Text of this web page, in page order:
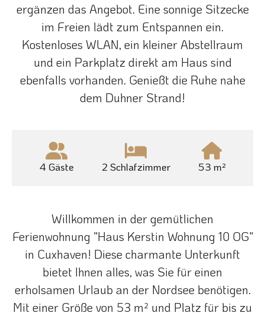
ergänzen das Angebot. Eine sonnige Sitzecke
im Freien lädt zum Entspannen ein.
Kostenloses WLAN, ein kleiner Abstellraum
und ein Parkplatz direkt am Haus sind
ebenfalls vorhanden. Genießt die Ruhe nahe
dem Duhner Strand!
4 Gäste 2 Schlafzimmer 53 m²
Willkommen in der gemütlichen
Ferienwohnung "Haus Kerstin Wohnung 10 OG"
in Cuxhaven! Diese charmante Unterkunft
bietet Ihnen alles, was Sie für einen
erholsamen Urlaub an der Nordsee benötigen.
Mit einer Größe von 53 m² und Platz für bis zu